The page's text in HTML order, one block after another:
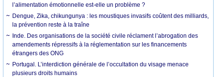
l’alimentation émotionnelle est-elle un problème ?
Dengue, Zika, chikungunya : les moustiques invasifs coûtent des milliards,
la prévention reste à la traîne
Inde. Des organisations de la société civile réclament l’abrogation des
amendements répressifs à la réglementation sur les financements
étrangers des ONG
Portugal. L’interdiction générale de l’occultation du visage menace
plusieurs droits humains